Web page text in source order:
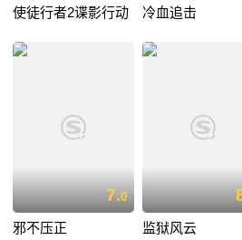
使徒行者2谍影行动 冷血追击
7.0
邪不压正 监狱风云